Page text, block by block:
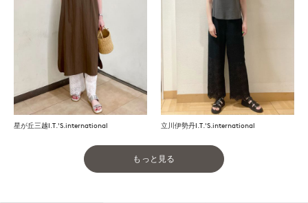
星が丘三越I.T.'S.international 立川伊勢丹I.T.'S.international
もっと見る